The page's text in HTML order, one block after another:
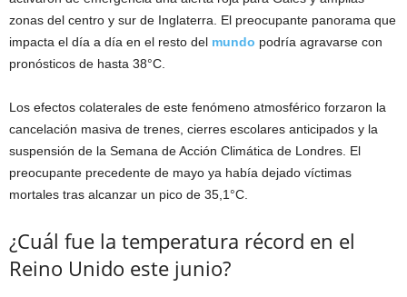
zonas del centro y sur de Inglaterra. El preocupante panorama que
impacta el día a día en el resto del mundo podría agravarse con
pronósticos de hasta 38°C.
Los efectos colaterales de este fenómeno atmosférico forzaron la
cancelación masiva de trenes, cierres escolares anticipados y la
suspensión de la Semana de Acción Climática de Londres. El
preocupante precedente de mayo ya había dejado víctimas
mortales tras alcanzar un pico de 35,1°C.
¿Cuál fue la temperatura récord en el
Reino Unido este junio?